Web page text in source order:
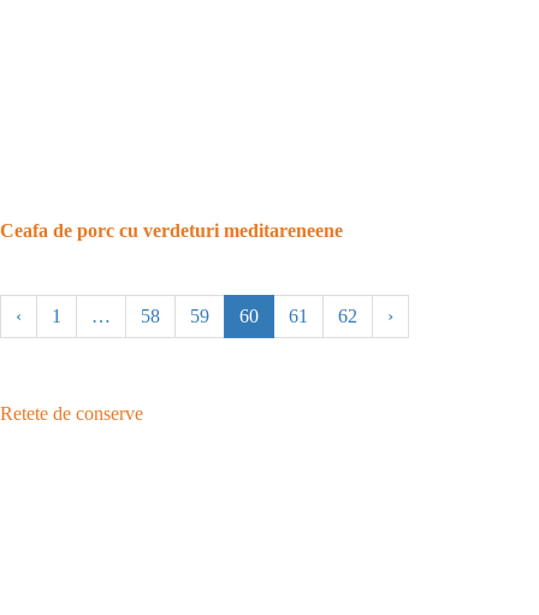
Ceafa de porc cu verdeturi meditareneene
‹ 1 … 58 59 60 61 62 ›
Retete de conserve